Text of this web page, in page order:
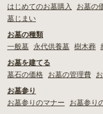
はじめてのお墓購入
お墓の
墓じまい
お墓の種類
一般墓
永代供養墓 樹木葬
お墓を建てる
墓石の価格
お墓の管理費
お墓参り
お墓参りのマナー
お墓参り